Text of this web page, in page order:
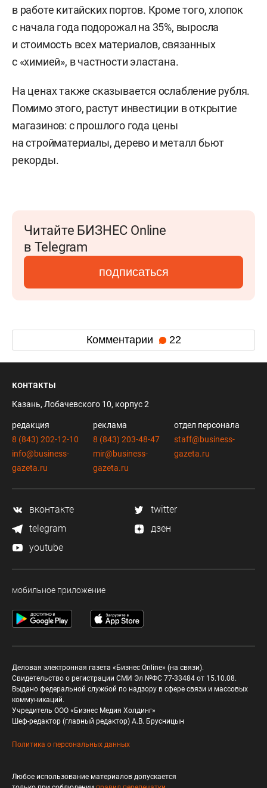
в работе китайских портов. Кроме того, хлопок
с начала года подорожал на 35%, выросла
и стоимость всех материалов, связанных
с «химией», в частности эластана.
На ценах также сказывается ослабление рубля.
Помимо этого, растут инвестиции в открытие
магазинов: с прошлого года цены
на стройматериалы, дерево и металл бьют
рекорды.
Читайте БИЗНЕС Online
в Telegram
подписаться
Комментарии 22
контакты
Казань, Лобачевского 10, корпус 2
редакция
8 (843) 202-12-10
info@business-
gazeta.ru
реклама
8 (843) 203-48-47
mir@business-
gazeta.ru
отдел персонала
staff@business-
gazeta.ru
вконтакте
twitter
telegram
дзен
youtube
мобильное приложение
Деловая электронная газета «Бизнес Online» (на связи).
Свидетельство о регистрации СМИ Эл №ФС 77-33484 от 15.10.08.
Выдано федеральной службой по надзору в сфере связи и массовых
коммуникаций.
Учредитель ООО «Бизнес Медия Холдинг»
Шеф-редактор (главный редактор) А.В. Брусницын
Политика о персональных данных
Любое использование материалов допускается